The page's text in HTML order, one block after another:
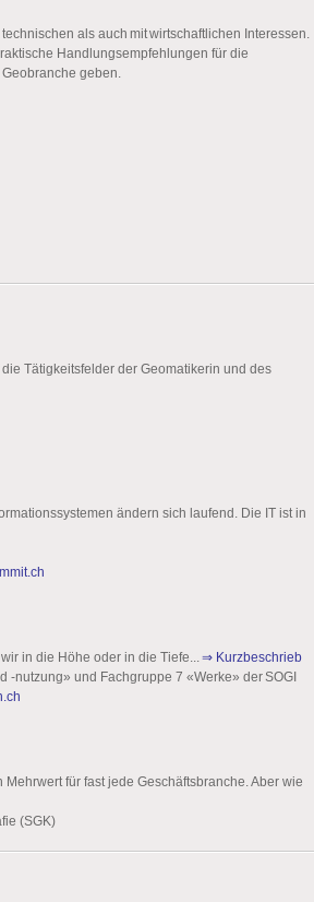
als auch mit wirtschaftlichen Interessen.
Handlungsempfehlungen für die
geben.
Tätigkeitsfelder der Geomatikerin und des
ändern sich laufend. Die IT ist in
in die Höhe oder in die Tiefe...⇒ Kurzbeschrieb
nutzung» und Fachgruppe 7 «Werke» der SOGI
für fast jede Geschäftsbranche. Aber wie
(SGK)